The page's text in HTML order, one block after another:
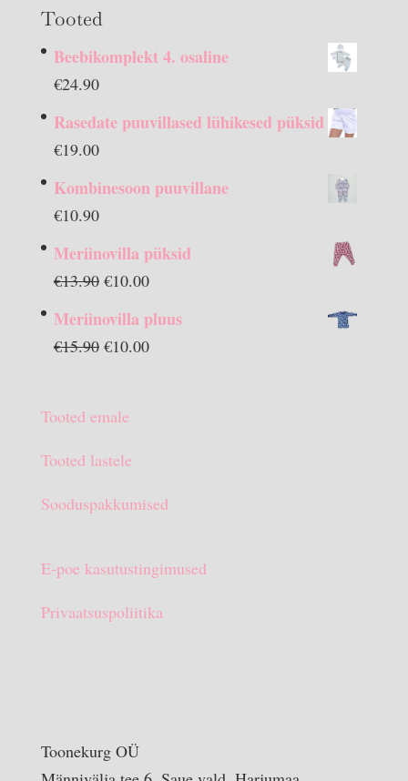
Tooted
Beebikomplekt 4. osaline
€24.90
Rasedate puuvillased lühikesed püksid
€19.00
Kombinesoon puuvillane
€10.90
Meriinovilla püksid
€13.90 Algne
€10.00Praegune
on:
Meriinovilla pluus
€15.90 Algne
€15.90.
€10.00Praegune
Tooted emale
Tooted lastele
Sooduspakkumised
E-poe kasutustingimused
Privaatsuspoliitika
Toonekurg OÜ